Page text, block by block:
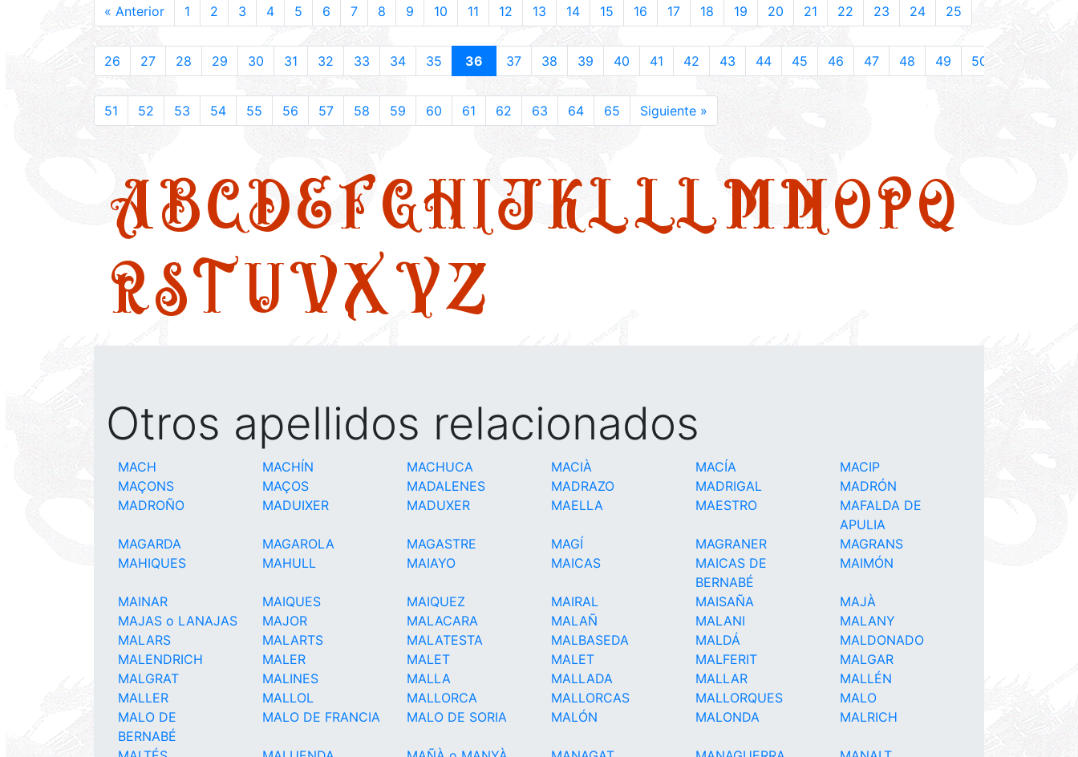
« Anterior 1 2 3 4 5 6 7 8 9 10 11 12 13 14 15 16 17 18 19 20 21 22 23 24 25
26 27 28 29 30 31 32 33 34 35 36 37 38 39 40 41 42 43 44 45 46 47 48 49 50
51 52 53 54 55 56 57 58 59 60 61 62 63 64 65 Siguiente »
ABCDEFGHIJKLLLMNOPQ
RSTUVXYZ
Otros apellidos relacionados
MACH MACHÍN MACHUCA MACIÀ MACÍA
MACIP
MAÇONS
MAÇOS MADALENES MADRAZO MADRIGAL
MADRÓN
MADROÑO
MADUIXER MADUXER MAELLA MAESTRO
MAFALDA DE
APULIA
MAGARDA
MAGAROLA MAGASTRE MAGÍ MAGRANER
MAGRANS
MAHIQUES
MAHULL MAIAYO MAICAS
MAICAS DE
BERNABÉ
MAIMÓN
MAINAR MAIQUES MAIQUEZ MAIRAL MAISAÑA
MAJÀ
MAJAS o LANAJAS
MAJOR MALACARA MALAÑ MALANI
MALANY
MALARS
MALARTS MALATESTA MALBASEDA MALDÁ
MALDONADO
MALENDRICH
MALER MALET MALET MALFERIT
MALGAR
MALGRAT
MALINES MALLA MALLADA MALLAR
MALLÉN
MALLER
MALLOL MALLORCA MALLORCAS MALLORQUES
MALO
MALO DE
BERNABÉ
MALO DE FRANCIA MALO DE SORIA MALÓN MALONDA MALRICH